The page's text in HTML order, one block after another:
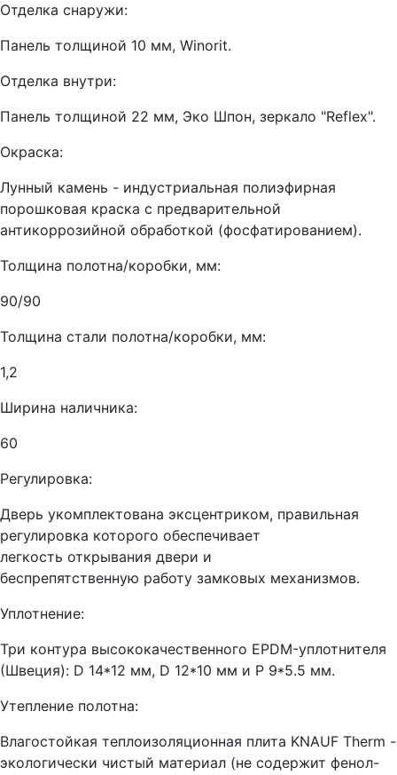
Отделка снаружи:
Панель толщиной 10 мм, Winorit.
Отделка внутри:
Панель толщиной 22 мм, Эко Шпон, зеркало "Reflex".
Окраска:
Лунный камень - индустриальная полиэфирная
порошковая краска с предварительной
антикоррозийной обработкой (фосфатированием).
Толщина полотна/коробки, мм:
90/90
Толщина стали полотна/коробки, мм:
1,2
Ширина наличника:
60
Регулировка:
Дверь укомплектована эксцентриком, правильная
регулировка которого обеспечивает
легкость открывания двери и
беспрепятственную работу замковых механизмов.
Уплотнение:
Три контура высококачественного EPDM-уплотнителя
(Швеция): D 14*12 мм, D 12*10 мм и Р 9*5.5 мм.
Утепление полотна:
Влагостойкая теплоизоляционная плита KNAUF Therm -
экологически чистый материал (не содержит фенол-